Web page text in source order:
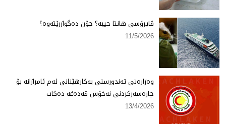
ڤایرۆسی هانتا چییە؟ چۆن دەگوازرێتەوە؟
11/5/2026
وەزارەتی تەندورستی بەكارهێنانی ئەم ئامرازانە بۆ
چارەسەركردنی نەخۆش قەدەغە دەكات
13/4/2026